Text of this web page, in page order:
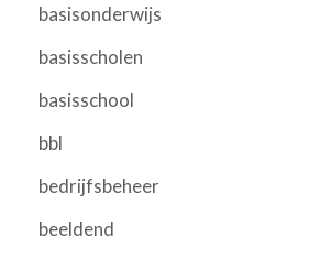
basisonderwijs
basisscholen
basisschool
bbl
bedrijfsbeheer
beeldend